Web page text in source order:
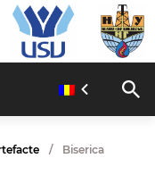
Biserica